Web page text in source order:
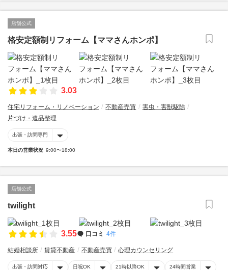
店舗公式
格安定額制リフォーム【ママさんホンポ】
3.03
住宅リフォーム・リノベーション 不動産売買
害虫・害獣駆除
片づけ・遺品整理
出張・訪問専門
本日の営業状況 9:00〜18:00
店舗公式
twilight
3.55 口コミ 4件
結婚相談所 賃貸不動産 不動産売買 心理カウンセリング
出張・訪問対応 日祝OK 21時以降OK 24時間営業